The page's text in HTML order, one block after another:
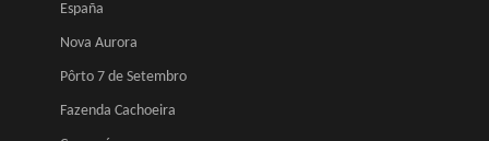
España
Nova Aurora
Pôrto 7 de Setembro
Fazenda Cachoeira